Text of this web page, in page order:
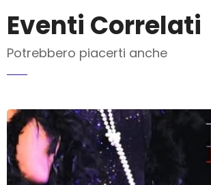
Eventi Correlati
Potrebbero piacerti anche